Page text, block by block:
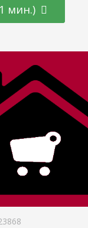
препятствие. Как
мин.)